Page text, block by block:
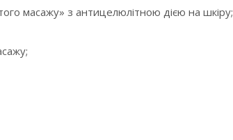
масажу» з антицелюлітною дією на шкіру;